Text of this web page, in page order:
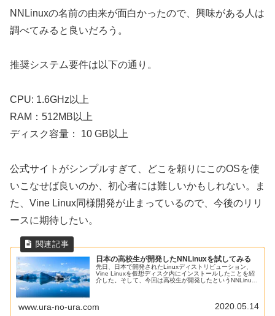
NNLinuxの名前の由来が面白かったので、興味がある人は
調べてみると良いだろう。
推奨システム要件は以下の通り。
CPU: 1.6GHz以上
RAM：512MB以上
ディスク容量： 10 GB以上
公式サイトがシンプルすぎて、どこを頼りにこのOSを使
いこなせば良いのか、初心者には難しいかもしれない。ま
た、Vine Linux同様開発が止まっているので、今後のリリ
ースに期待したい。
日本の高校生が開発したNNLinuxを試してみる
先日、日本で開発されたLinuxディストリビューション、
Vine Linuxを仮想ディスク内にインストールしたことを紹
介した。そして、今回は高校生が開発したというNNLinux
www.ura-no-ura.com 2020.05.14